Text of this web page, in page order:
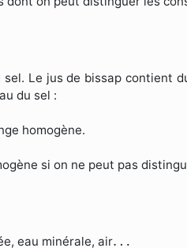
Le jus de bissap contient
du sel :
homogène.
si on ne peut pas
eau minérale, air…
…